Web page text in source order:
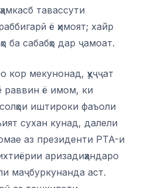
тавассути
ё ҳимоят; хайр
ба сабабҳо дар ҷамоат.
кор мекунонад, ҳуҷҷат
раввин ё имом, ки
иштироки фаъоли
сухан кунад, далели
аз президенти PTA-и
аризадиҳандаро
маҷбуркунанда аст.